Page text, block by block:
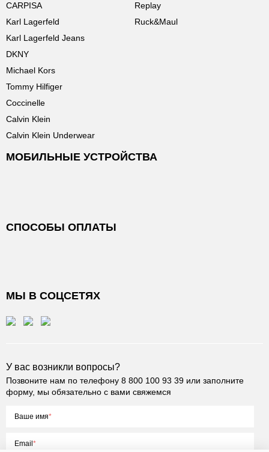
CARPISA
Karl Lagerfeld
Karl Lagerfeld Jeans
DKNY
Michael Kors
Tommy Hilfiger
Coccinelle
Calvin Klein
Calvin Klein Underwear
Replay
Ruck&Maul
МОБИЛЬНЫЕ УСТРОЙСТВА
СПОСОБЫ ОПЛАТЫ
МЫ В СОЦСЕТЯХ
У вас возникли вопросы?
Позвоните нам по телефону 8 800 100 93 39 или заполните
форму, мы обязательно с вами свяжемся
Ваше имя
Email